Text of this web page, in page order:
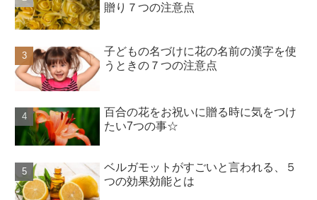
贈り７つの注意点
子どもの名づけに花の名前の漢字を使
うときの７つの注意点
百合の花をお祝いに贈る時に気をつけ
たい7つの事☆
ベルガモットがすごいと言われる、５
つの効果効能とは